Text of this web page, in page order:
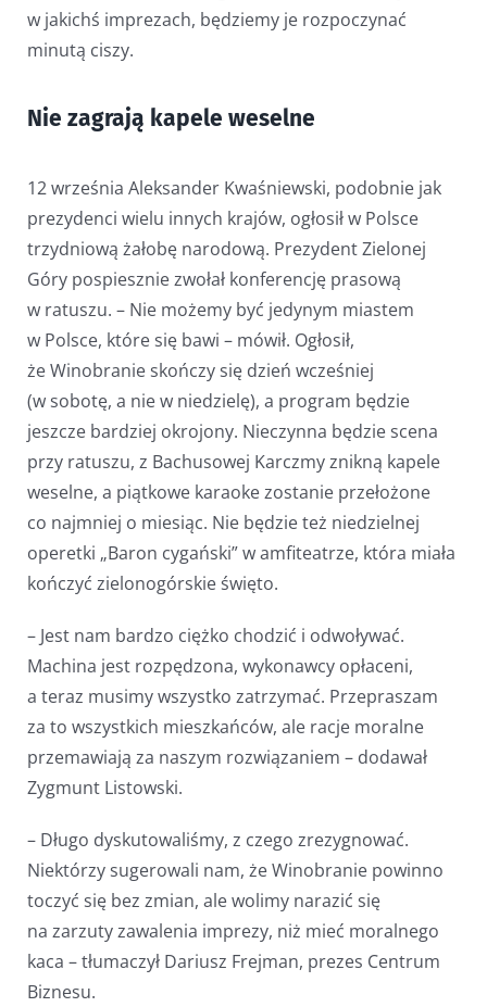
w jakichś imprezach, będziemy je rozpoczynać
minutą ciszy.
Nie zagrają kapele weselne
12 września Aleksander Kwaśniewski, podobnie jak
prezydenci wielu innych krajów, ogłosił w Polsce
trzydniową żałobę narodową. Prezydent Zielonej
Góry pospiesznie zwołał konferencję prasową
w ratuszu. – Nie możemy być jedynym miastem
w Polsce, które się bawi – mówił. Ogłosił,
że Winobranie skończy się dzień wcześniej
(w sobotę, a nie w niedzielę), a program będzie
jeszcze bardziej okrojony. Nieczynna będzie scena
przy ratuszu, z Bachusowej Karczmy znikną kapele
weselne, a piątkowe karaoke zostanie przełożone
co najmniej o miesiąc. Nie będzie też niedzielnej
operetki „Baron cygański” w amfiteatrze, która miała
kończyć zielonogórskie święto.
– Jest nam bardzo ciężko chodzić i odwoływać.
Machina jest rozpędzona, wykonawcy opłaceni,
a teraz musimy wszystko zatrzymać. Przepraszam
za to wszystkich mieszkańców, ale racje moralne
przemawiają za naszym rozwiązaniem – dodawał
Zygmunt Listowski.
– Długo dyskutowaliśmy, z czego zrezygnować.
Niektórzy sugerowali nam, że Winobranie powinno
toczyć się bez zmian, ale wolimy narazić się
na zarzuty zawalenia imprezy, niż mieć moralnego
kaca – tłumaczył Dariusz Frejman, prezes Centrum
Biznesu.